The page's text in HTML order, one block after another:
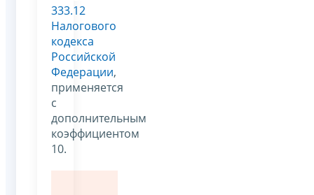
333.12
Налогового
кодекса
Российской
Федерации,
применяется
с
дополнительным
коэффициентом
10.